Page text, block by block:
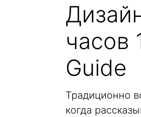
часов
Guide
Традиционно
когда